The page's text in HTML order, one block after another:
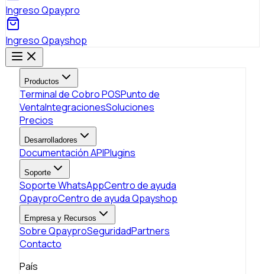
Ingreso Qpaypro
Ingreso Qpayshop
Productos
Terminal de Cobro POSPunto de
VentaIntegracionesSoluciones
Precios
Desarrolladores
Documentación APIPlugins
Soporte
Soporte WhatsAppCentro de ayuda
QpayproCentro de ayuda Qpayshop
Empresa y Recursos
Sobre QpayproSeguridadPartners
Contacto
País